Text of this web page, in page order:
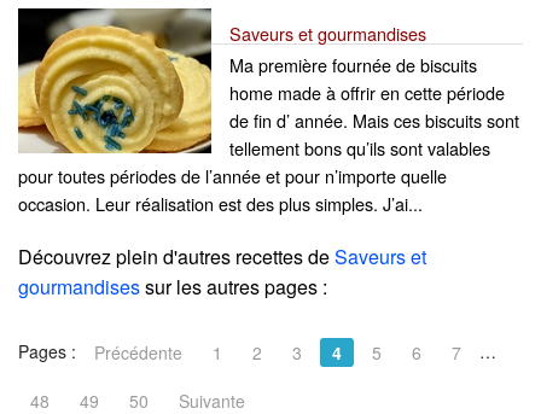
Saveurs et gourmandises
Ma première fournée de biscuits
home made à offrir en cette période
de fin d’ année. Mais ces biscuits sont
tellement bons qu’ils sont valables
pour toutes périodes de l’année et pour n’importe quelle
occasion. Leur réalisation est des plus simples. J’ai...
Découvrez plein d'autres recettes deSaveurs et
gourmandisessur les autres pages :
Pages : Précédente 1 2 3 4 5 6 7 …
48 49 50 Suivante